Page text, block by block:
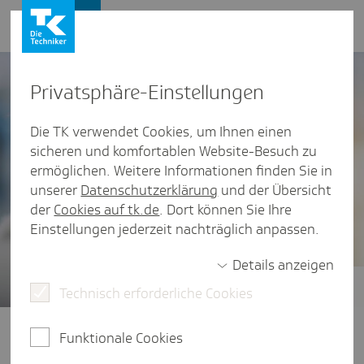
widmet sich der Frage: Wie
Gesundheitsstudien
Privat­sphäre-Einstel­lungen
Die TK verwendet Cookies, um Ihnen einen
sicheren und komfortablen Website-Besuch zu
ermöglichen. Weitere Informationen finden Sie in
unserer Datenschutzerklärung und der Übersicht
der Cookies auf tk.de. Dort können Sie Ihre
Einstellungen jederzeit nachträglich anpassen.
Details anzeigen
Technisch erforderliche Cookies
Funktionale Cookies